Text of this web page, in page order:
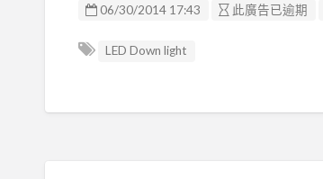
06/30/2014 17:43 此廣告已逾期
LED Down light